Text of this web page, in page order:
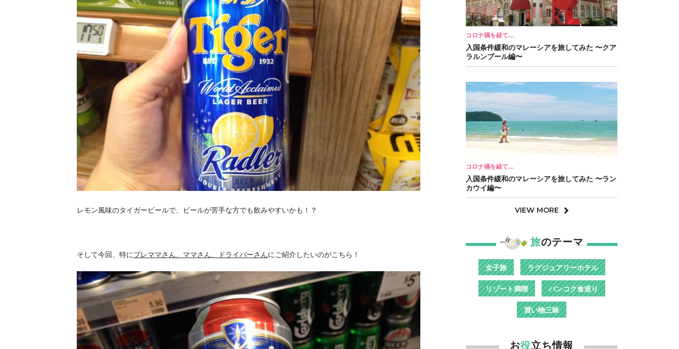
レモン風味のタイガービールで、ビールが苦手な方でも飲みやすいかも！？
そして今回、特にプレママさん、ママさん、ドライバーさんにご紹介したいのがこちら！
コロナ禍を経て…
入国条件緩和のマレーシアを旅してみた 〜クア
ラルンプール編〜
コロナ禍を経て…
入国条件緩和のマレーシアを旅してみた 〜ラン
カウイ編〜
VIEW MORE
旅のテーマ
女子旅 ラグジュアリーホテル
リゾート満喫 バンコク食巡り
買い物三昧
お役立ち情報